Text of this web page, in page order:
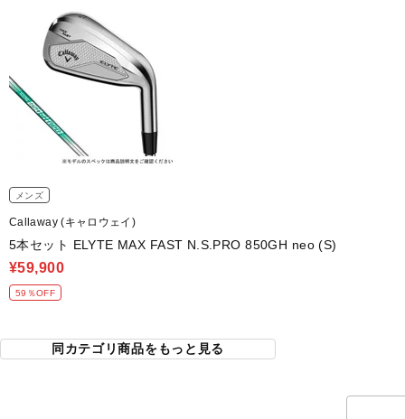
メンズ
Callaway (キャロウェイ)
5本セット ELYTE MAX FAST N.S.PRO 850GH neo (S)
¥59,900
59％OFF
同カテゴリ商品をもっと見る